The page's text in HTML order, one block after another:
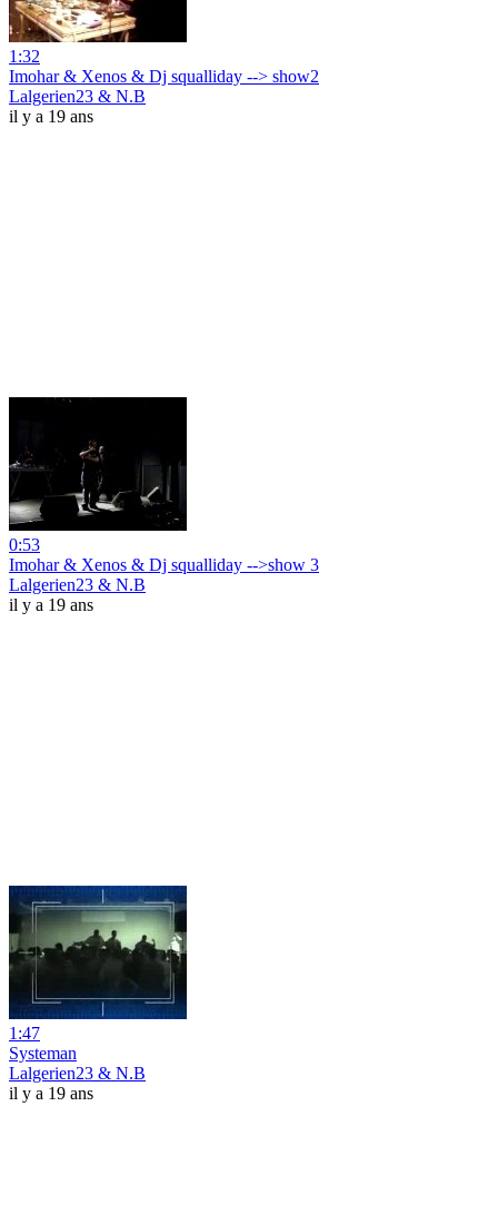
1:32
Imohar & Xenos & Dj squalliday --> show2
Lalgerien23 & N.B
il y a 19 ans
0:53
Imohar & Xenos & Dj squalliday -->show 3
Lalgerien23 & N.B
il y a 19 ans
1:47
Systeman
Lalgerien23 & N.B
il y a 19 ans